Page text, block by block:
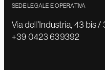
SEDE LEGALE E OPERATIVA
Via dell’Industria, 43 bis /
+39 0423 639392